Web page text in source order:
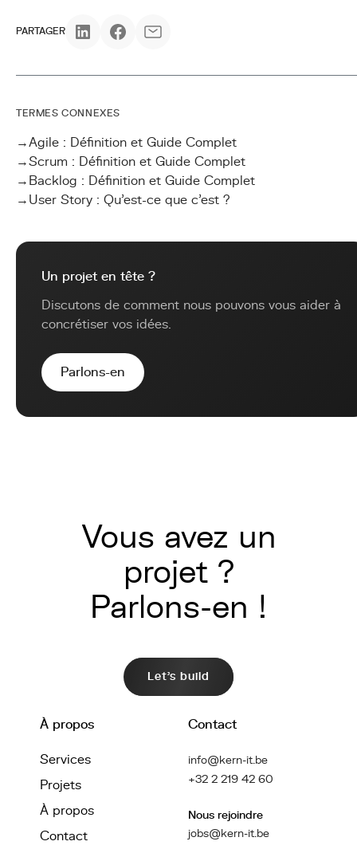
PARTAGER
TERMES CONNEXES
→Agile : Définition et Guide Complet
→Scrum : Définition et Guide Complet
→ Backlog : Définition et Guide Complet
→ User Story : Qu'est-ce que c'est ?
Un projet en tête ?
Discutons de comment nous pouvons vous aider à
concrétiser vos idées.
Parlons-en
Vous avez un
projet ?
Parlons-en !
Let's build
À propos
Services
Projets
À propos
Contact
Contact
info@kern-it.be
+32 2 219 42 60
Nous rejoindre
jobs@kern-it.be